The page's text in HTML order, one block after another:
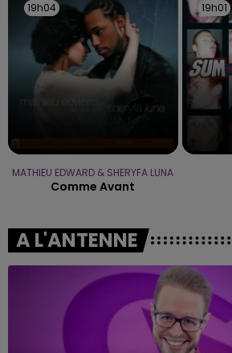
19h04
19h04
MATHIEU EDWARD & SHERYFA LUNA
Comme Avant
19h01
19h01
A L'ANTENNE